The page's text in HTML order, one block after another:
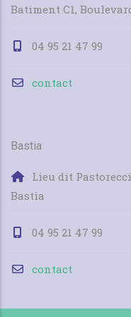
Batiment C1,
04 95 21 47 99
contact
Bastia
Lieu dit
Bastia
04 95 21 47 99
contact